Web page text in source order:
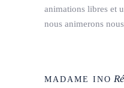
animations libres et
nous animerons
MADAME INO